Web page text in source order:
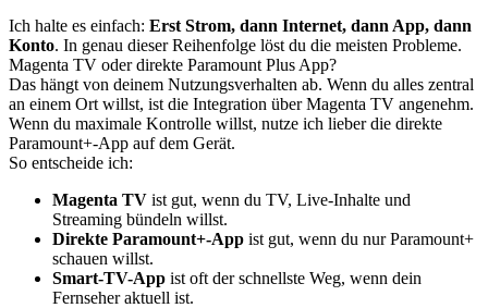
Ich halte es einfach: Erst Strom, dann Internet, dann App, dann
Konto. In genau dieser Reihenfolge löst du die meisten Probleme.
Magenta TV oder direkte Paramount Plus App?
Das hängt von deinem Nutzungsverhalten ab. Wenn du alles zentral
an einem Ort willst, ist die Integration über Magenta TV angenehm.
Wenn du maximale Kontrolle willst, nutze ich lieber die direkte
Paramount+-App auf dem Gerät.
So entscheide ich:
Magenta TV ist gut, wenn du TV, Live-Inhalte und
Streaming bündeln willst.
Direkte Paramount+-App ist gut, wenn du nur Paramount+
schauen willst.
Smart-TV-App ist oft der schnellste Weg, wenn dein
Fernseher aktuell ist.